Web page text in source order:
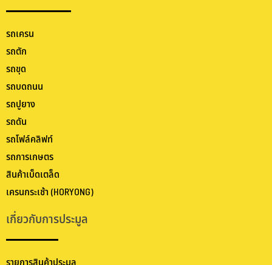
รถเครน
รถตัก
รถขุด
รถบดถนน
รถปูยาง
รถดัน
รถโฟล์คลิฟท์
รถการเกษตร
สินค้าเบ็ดเตล็ด
เครนกระเช้า (HORYONG)
เกี่ยวกับการประมูล